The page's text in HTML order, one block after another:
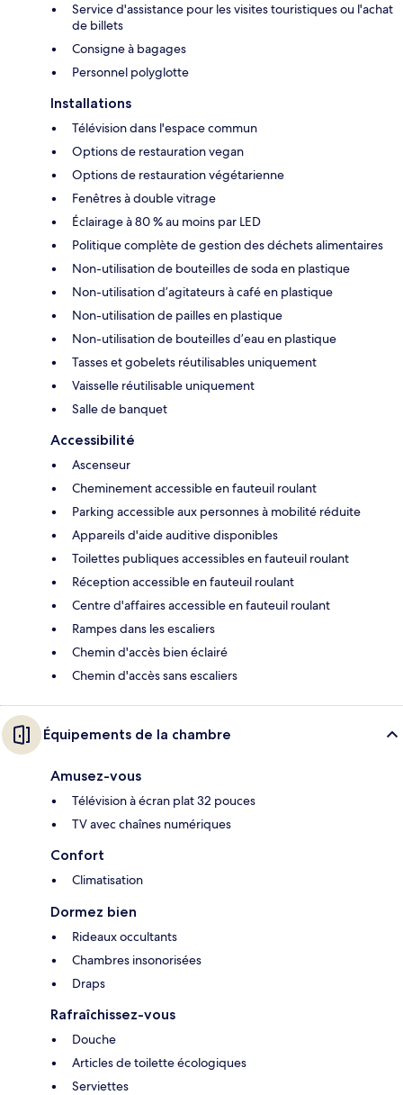
Service d'assistance pour les visites touristiques ou l'achat
de billets
Consigne à bagages
Personnel polyglotte
Installations
Télévision dans l'espace commun
Options de restauration vegan
Options de restauration végétarienne
Fenêtres à double vitrage
Éclairage à 80 % au moins par LED
Politique complète de gestion des déchets alimentaires
Non-utilisation de bouteilles de soda en plastique
Non-utilisation d’agitateurs à café en plastique
Non-utilisation de pailles en plastique
Non-utilisation de bouteilles d’eau en plastique
Tasses et gobelets réutilisables uniquement
Vaisselle réutilisable uniquement
Salle de banquet
Accessibilité
Ascenseur
Cheminement accessible en fauteuil roulant
Parking accessible aux personnes à mobilité réduite
Appareils d'aide auditive disponibles
Toilettes publiques accessibles en fauteuil roulant
Réception accessible en fauteuil roulant
Centre d'affaires accessible en fauteuil roulant
Rampes dans les escaliers
Chemin d'accès bien éclairé
Chemin d'accès sans escaliers
Équipements de la chambre
Amusez-vous
Télévision à écran plat 32 pouces
TV avec chaînes numériques
Confort
Climatisation
Dormez bien
Rideaux occultants
Chambres insonorisées
Draps
Rafraîchissez-vous
Douche
Articles de toilette écologiques
Serviettes